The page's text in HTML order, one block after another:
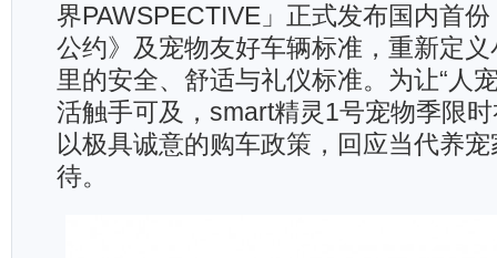
界PAWSPECTIVE」正式发布国内首
公约》及宠物友好车辆标准，重新定
里的安全、舒适与礼仪标准。为让“人
活触手可及，smart精灵1号宠物季限
以极具诚意的购车政策，回应当代养
待。